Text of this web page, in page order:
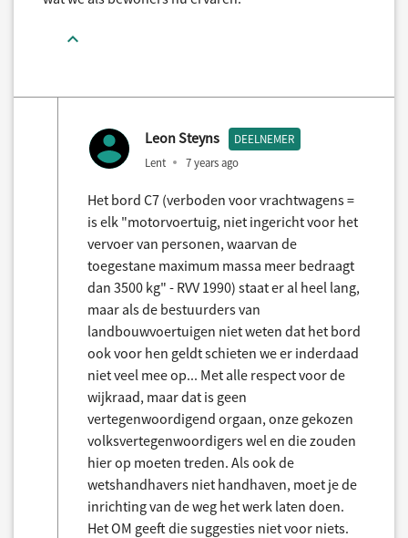
Leon Steyns DEELNEMER
Lent 7 years ago
Het bord C7 (verboden voor vrachtwagens =
is elk "motorvoertuig, niet ingericht voor het
vervoer van personen, waarvan de
toegestane maximum massa meer bedraagt
dan 3500 kg" - RVV 1990) staat er al heel lang,
maar als de bestuurders van
landbouwvoertuigen niet weten dat het bord
ook voor hen geldt schieten we er inderdaad
niet veel mee op... Met alle respect voor de
wijkraad, maar dat is geen
vertegenwoordigend orgaan, onze gekozen
volksvertegenwoordigers wel en die zouden
hier op moeten treden. Als ook de
wetshandhavers niet handhaven, moet je de
inrichting van de weg het werk laten doen.
Het OM geeft die suggesties niet voor niets.